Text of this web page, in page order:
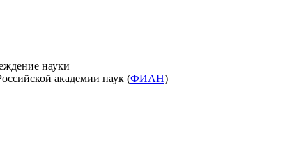
науки
академии наук (ФИАН)